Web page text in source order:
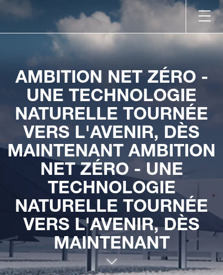
AMBITION NET ZÉRO -
UNE TECHNOLOGIE
NATURELLE TOURNÉE
VERS L'AVENIR, DÈS
MAINTENANT AMBITION
NET ZÉRO - UNE
TECHNOLOGIE
NATURELLE TOURNÉE
VERS L'AVENIR, DÈS
MAINTENANT